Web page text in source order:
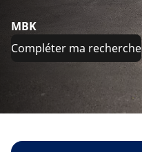
MBK
Compléter ma recherche